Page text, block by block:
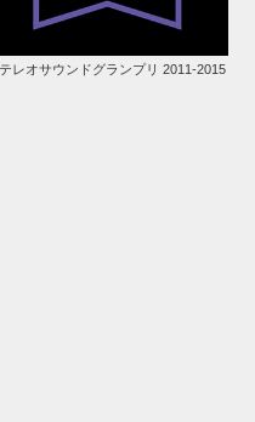
レオサウンドグランプリ 2011-2015